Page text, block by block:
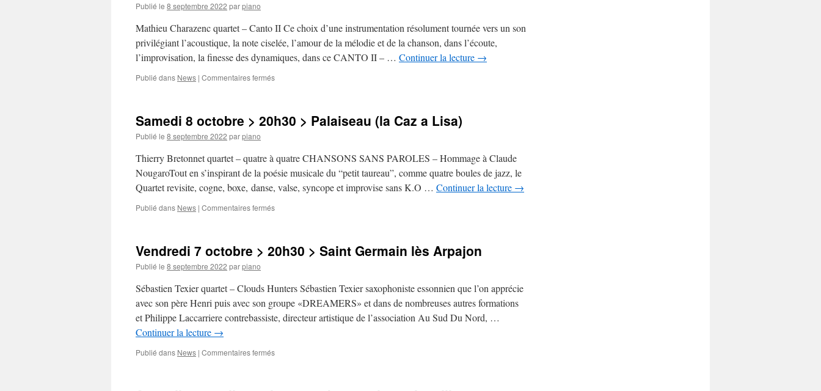
Itteville
Publié le 8 septembre 2022 parpiano
Mathieu Charazenc quartet – Canto II Ce choix d’une instrumentation résolument tournée vers un son
privilégiant l’acoustique, la note ciselée, l’amour de la mélodie et de la chanson, dans l’écoute,
l’improvisation, la finesse des dynamiques, dans ce CANTO II – … Continuer la lecture →
Publié dans News | Commentaires ferméssur
>
Etampes
Samedi 8 octobre > 20h30 > Palaiseau (la Caz a Lisa)
Publié le 8 septembre 2022 parpiano
Thierry Bretonnet quartet – quatre à quatre CHANSONS SANS PAROLES – Hommage à Claude
NougaroTout en s’inspirant de la poésie musicale du “petit taureau”, comme quatre boules de jazz, le
Quartet revisite, cogne, boxe, danse, valse, syncope et improvise sans K.O … Continuer la lecture →
Publié dans News | Commentaires ferméssur
>
Palaiseau
(la
Caz
a
Vendredi 7 octobre > 20h30 > Saint Germain lès Arpajon
Publié le 8 septembre 2022 parpiano
Sébastien Texier quartet – Clouds Hunters Sébastien Texier saxophoniste essonnien que l’on apprécie
avec son père Henri puis avec son groupe «DREAMERS» et dans de nombreuses autres formations
et Philippe Laccarriere contrebassiste, directeur artistique de l’association Au Sud Du Nord, …
Continuer la lecture →
Publié dans News | Commentaires ferméssur